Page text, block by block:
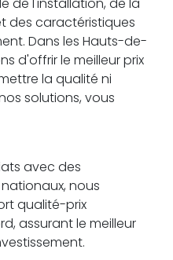
des caractéristiques
Dans les Hauts-de-
d'offrir le meilleur prix
la qualité ni
solutions, vous
avec des
nous
qualité-prix
assurant le meilleur